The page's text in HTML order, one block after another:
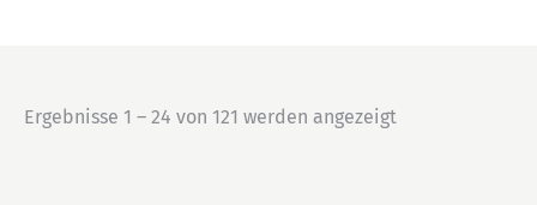
Ergebnisse 1 – 24 von 121 werden angezeigt